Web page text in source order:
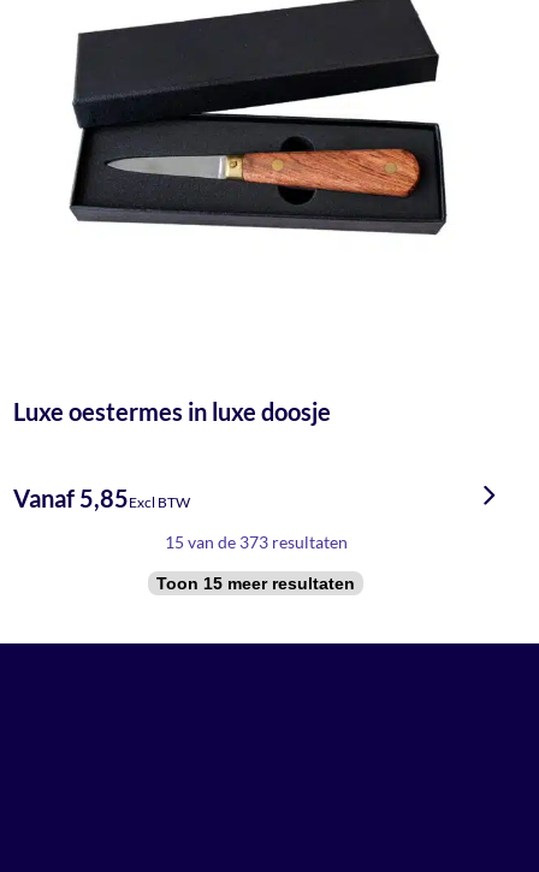
Luxe oestermes in luxe doosje
Vanaf 5,85Excl BTW
15 van de 373 resultaten
Toon 15 meer resultaten